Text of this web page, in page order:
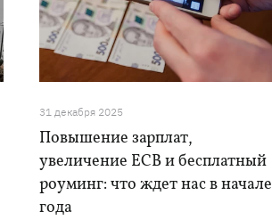
31 декабря 2025
Повышение зарплат,
увеличение ЕСВ и бесплатный
роуминг: что ждет нас в начале
года